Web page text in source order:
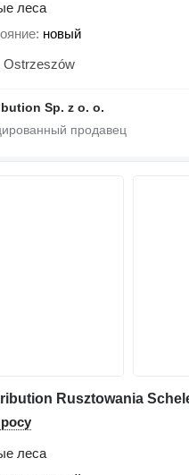
леса
новый
Sp. z o. o.
леса